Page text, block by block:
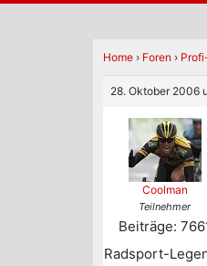
Home › Foren ›
28. Oktober 2006
Coolman
Teilnehmer
Beiträge:
Radsport-